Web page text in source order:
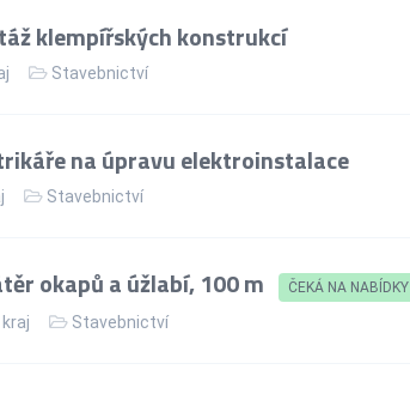
klempířských konstrukcí
Stavebnictví
na úpravu elektroinstalace
Stavebnictví
okapů a úžlabí, 100 m ČEKÁ NA NABÍDKY
Stavebnictví